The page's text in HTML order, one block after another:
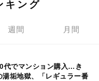
キング
週間 月間
代でマンション購入…き
湯垢地獄、「レギュラー番